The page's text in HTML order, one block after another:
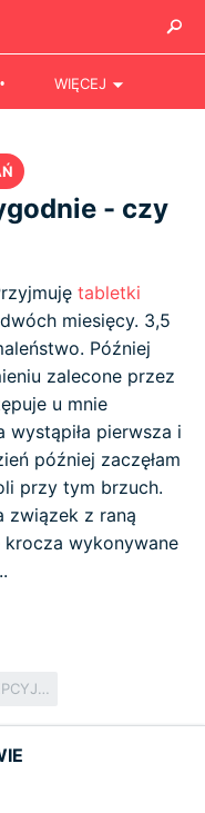
WIĘCEJ
- czy
tabletki
miesięcy. 3,5
Później
zalecone przez
u mnie
wystąpiła pierwsza i
później zaczęłam
przy tym brzuch.
związek z raną
krocza wykonywane
TABLETKI ANTYKONCEPCYJNE